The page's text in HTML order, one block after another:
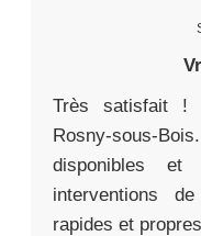
Très satisfait !
Rosny-sous-
disponibles
interventions
rapides et